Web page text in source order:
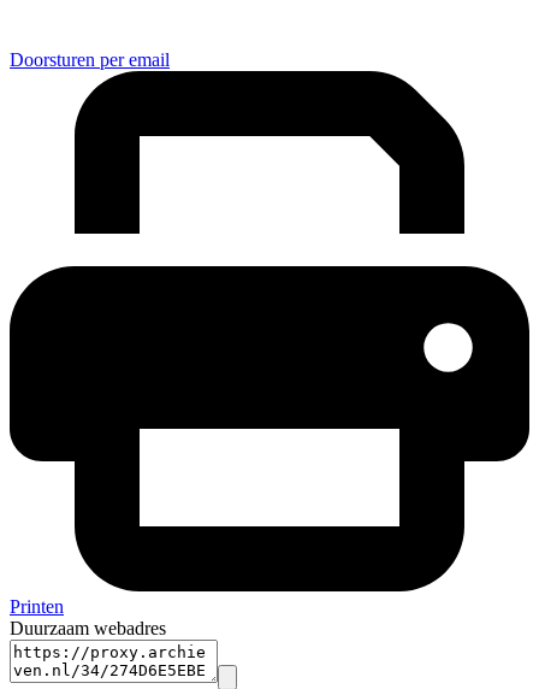
Doorsturen per email
Printen
Duurzaam webadres